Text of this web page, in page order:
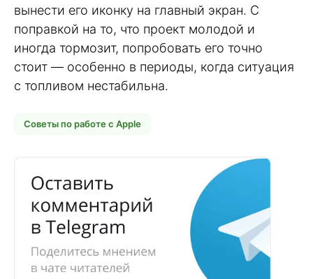
вынести его иконку на главный экран. С
поправкой на то, что проект молодой и
иногда тормозит, попробовать его точно
стоит — особенно в периоды, когда ситуация
с топливом нестабильна.
Советы по работе с Apple